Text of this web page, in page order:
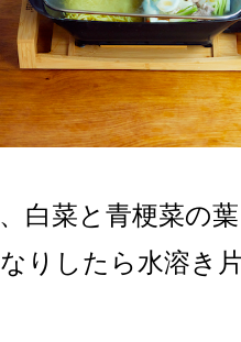
白菜と青梗菜の
りしたら水溶き